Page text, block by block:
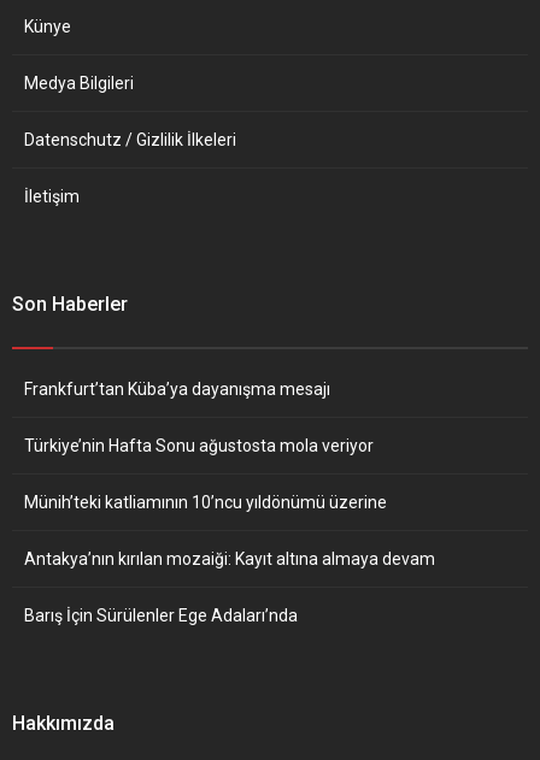
Künye
Medya Bilgileri
Datenschutz / Gizlilik İlkeleri
İletişim
Son Haberler
Frankfurt’tan Küba’ya dayanışma mesajı
Türkiye’nin Hafta Sonu ağustosta mola veriyor
Münih’teki katliamının 10’ncu yıldönümü üzerine
Antakya’nın kırılan mozaiği: Kayıt altına almaya devam
Barış İçin Sürülenler Ege Adaları’nda
Hakkımızda